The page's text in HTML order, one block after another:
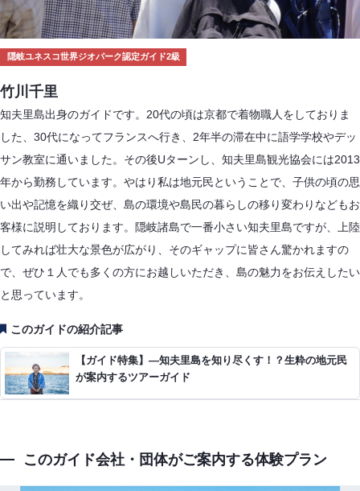
隠岐ユネスコ世界ジオパーク認定ガイド2級
竹川千里
知夫里島出身のガイドです。20代の頃は京都で着物職人をしておりま
した、30代になってフランスへ行き、2年半の滞在中に語学学校やデッ
サン教室に通いました。その後Uターンし、知夫里島観光協会には2013
年から勤務しています。やはり私は地元民ということで、子供の頃の思
い出や記憶を織り交ぜ、島の環境や島民の暮らしの移り変わりなどもお
客様に説明しております。隠岐諸島で一番小さい知夫里島ですが、上陸
してみれば壮大な景色が広がり、そのギャップに皆さん驚かれますの
で、ぜひ１人でも多くの方にお越しいただき、島の魅力をお伝えしたい
と思っています。
このガイドの紹介記事
【ガイド特集】―知夫里島を知り尽くす！？生粋の地元民
が案内するツアーガイド
このガイド会社・団体がご案内する体験プラン